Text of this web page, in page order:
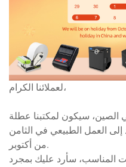
لعملائنا الكرام،
الصين، سيكون لمكتبنا عطلة
وسنعود إلى العمل الطبيعي في الثامن
من أكتوبر.
المناسب، سأرد عليك بمجرد